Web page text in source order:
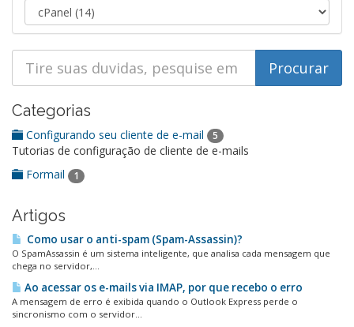
Categorias
Configurando seu cliente de e-mail 5
Tutorias de configuração de cliente de e-mails
Formail
1
Artigos
Como usar o anti-spam (Spam-Assassin)?
O SpamAssassin é um sistema inteligente, que analisa cada mensagem que
chega no servidor,...
Ao acessar os e-mails via IMAP, por que recebo o erro
A mensagem de erro é exibida quando o Outlook Express perde o
sincronismo com o servidor...